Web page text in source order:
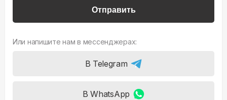
Отправить
Или напишите нам в мессенджерах:
В Telegram
В WhatsApp